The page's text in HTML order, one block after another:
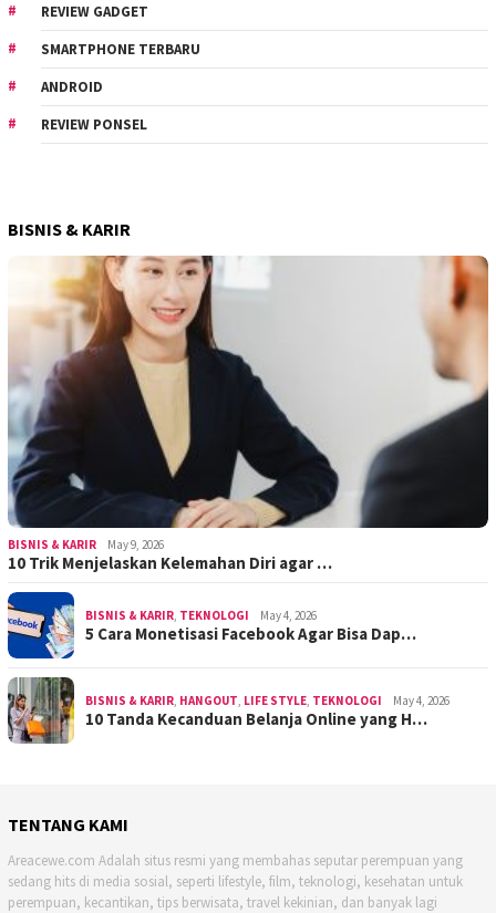
REVIEW GADGET
SMARTPHONE TERBARU
ANDROID
REVIEW PONSEL
BISNIS & KARIR
BISNIS & KARIR May 9, 2026
10 Trik Menjelaskan Kelemahan Diri agar …
BISNIS & KARIR TEKNOLOGI May 4, 2026
5 Cara Monetisasi Facebook Agar Bisa Dap…
BISNIS & KARIR HANGOUT LIFE STYLE TEKNOLOGI May 4, 2026
10 Tanda Kecanduan Belanja Online yang H…
TENTANG KAMI
Areacewe.com Adalah situs resmi yang membahas seputar perempuan yang
sedang hits di media sosial, seperti lifestyle, film, teknologi, kesehatan untuk
perempuan, kecantikan, tips berwisata, travel kekinian, dan banyak lagi